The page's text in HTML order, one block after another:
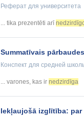
Реферат для университета
... tika prezentēti arī
Summatīvais
Конспект для средней
... varones, kas ir nedzirdīga
Iekļaujošā izglītība: